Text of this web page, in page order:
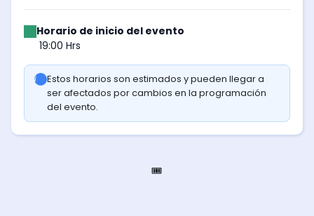
Horario de inicio del evento
19:00 Hrs
Estos horarios son estimados y pueden llegar a
ser afectados por cambios en la programación
del evento.
🎟️